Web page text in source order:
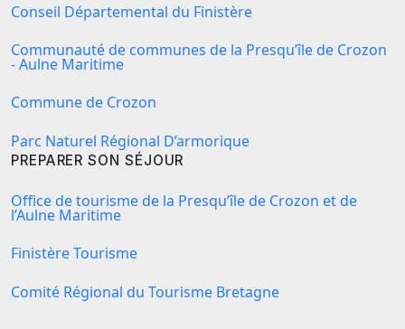
Conseil Départemental du Finistère
Communauté de communes de la Presqu’île de Crozon
- Aulne Maritime
Commune de Crozon
Parc Naturel Régional D’armorique
PREPARER SON SÉJOUR
Office de tourisme de la Presqu’île de Crozon et de
l’Aulne Maritime
Finistère Tourisme
Comité Régional du Tourisme Bretagne